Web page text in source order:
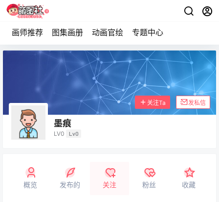
画师推荐 图集画册 动画官绘 专题中心
墨痕
LV0 Lv0
关注Ta 发私信
概览 发布的 关注 粉丝 收藏